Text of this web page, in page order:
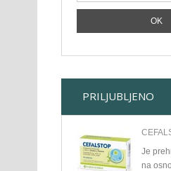
PRILJUBLJENO
Je
na